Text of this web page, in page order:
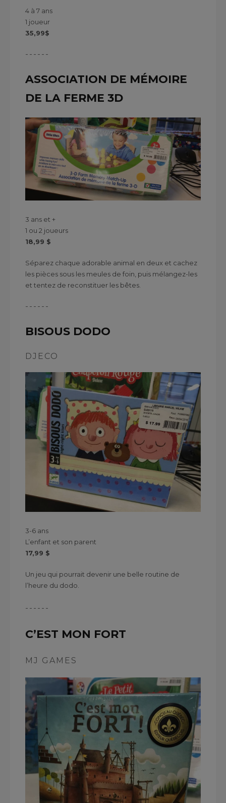
4 à 7 ans
1 joueur
35,99$
------
ASSOCIATION DE MÉMOIRE
DE LA FERME 3D
3 ans et +
1 ou 2 joueurs
18,99 $
Séparez chaque adorable animal en deux et cachez
les pièces sous les meules de foin, puis mélangez-les
et tentez de reconstituer les bêtes.
------
BISOUS DODO
DJECO
3-6 ans
L’enfant et son parent
17,99 $
Un jeu qui pourrait devenir une belle routine de
l’heure du dodo.
------
C’EST MON FORT
MJ GAMES